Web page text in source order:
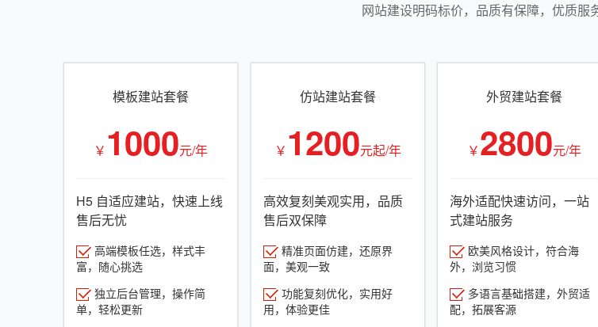
网站建设明码标价，品质有保障，优质服
模板建站套餐
￥ 1000元/年
H5 自适应建站，快速上线
售后无忧
高端模板任选，样式丰
富，随心挑选
独立后台管理，操作简
单，轻松更新
仿站建站套餐
￥ 1200元起/年
高效复刻美观实用，品质
售后双保障
精准页面仿建，还原界
面，美观一致
功能复刻优化，实用好
用，体验更佳
外贸建站套餐
￥2800元/年
海外适配快速访问，一站
式建站服务
欧美风格设计，符合海
外，浏览习惯
多语言基础搭建，外贸适
配，拓展客源